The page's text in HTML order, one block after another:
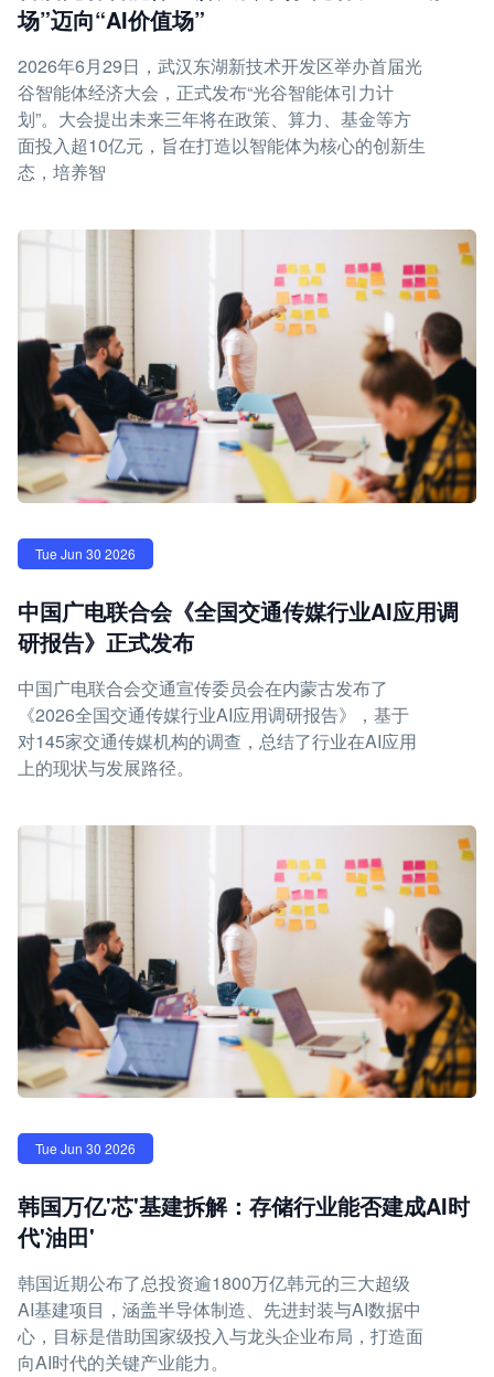
场”迈向“AI价值场”
2026年6月29日，武汉东湖新技术开发区举办首届光
谷智能体经济大会，正式发布“光谷智能体引力计
划”。大会提出未来三年将在政策、算力、基金等方
面投入超10亿元，旨在打造以智能体为核心的创新生
态，培养智
Tue Jun 30 2026
中国广电联合会《全国交通传媒行业AI应用调
研报告》正式发布
中国广电联合会交通宣传委员会在内蒙古发布了
《2026全国交通传媒行业AI应用调研报告》，基于
对145家交通传媒机构的调查，总结了行业在AI应用
上的现状与发展路径。
Tue Jun 30 2026
韩国万亿'芯'基建拆解：存储行业能否建成AI时
代'油田'
韩国近期公布了总投资逾1800万亿韩元的三大超级
AI基建项目，涵盖半导体制造、先进封装与AI数据中
心，目标是借助国家级投入与龙头企业布局，打造面
向AI时代的关键产业能力。